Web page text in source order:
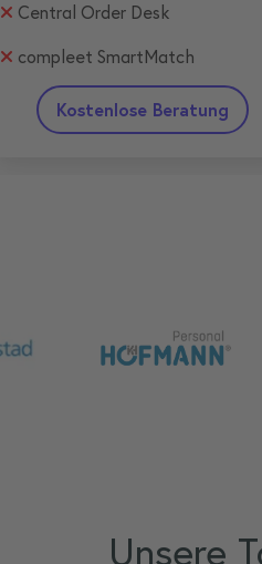
Central Order Desk
compleet SmartMatch
Kostenlose Beratung
Unsere